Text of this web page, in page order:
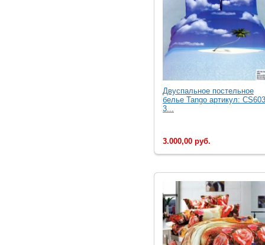
Двуcпальное постельное
белье Tango артикул:
3...
3.000,00 руб.